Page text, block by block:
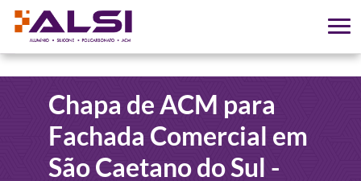
Chapa de ACM para
Fachada Comercial em
São Caetano do Sul -